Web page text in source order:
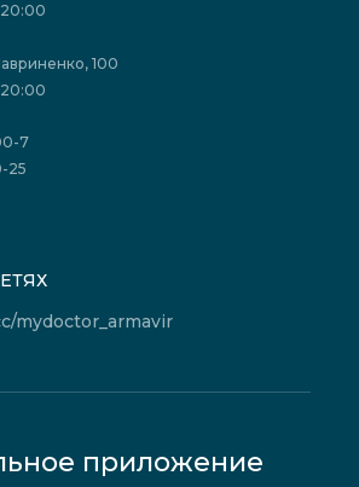
программы
лицам
100
7
25
mydoctor_armavir
приложение